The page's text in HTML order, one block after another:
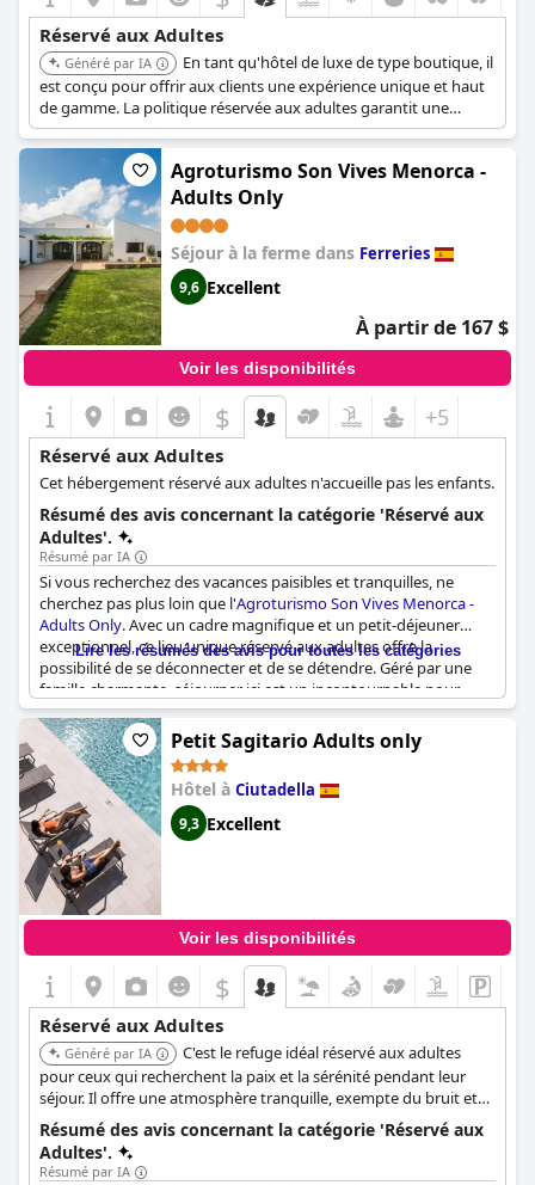
Réservé aux Adultes
Généré par IA
En tant qu'hôtel de luxe de type boutique, il
est conçu pour offrir aux clients une expérience unique et haut
de gamme. La politique réservée aux adultes garantit une
ambiance calme et relaxante, idéale pour les couples ou les
voyageurs solitaires en quête de tranquillité. La nature boutique
de l'hôtel signifie que le service personnalisé et l'attention aux
détails sont prioritaires, assurant un séjour mémorable.
Agroturismo Son Vives Menorca -
Adults Only
Séjour à la ferme dans Ferreries
9,6 Excellent
À partir de 167 $
Voir les disponibilités
$ +5
Réservé aux Adultes
Cet hébergement réservé aux adultes n'accueille pas les enfants.
Résumé des avis concernant la catégorie 'Réservé aux
Adultes'.
Résumé par IA
Si vous recherchez des vacances paisibles et tranquilles, ne
cherchez pas plus loin que l'Agroturismo Son Vives Menorca -
Adults Only. Avec un cadre magnifique et un petit-déjeuner
exceptionnel, ce lieu unique réservé aux adultes offre la
possibilité de se déconnecter et de se détendre. Géré par une
famille charmante, séjourner ici est un incontournable pour
quiconque visite Minorque. Les critiques ont été élogieuses à
son sujet, avec de multiples mentions de son atmosphère
unique et du fait que c'est un endroit fantastique pour
séjourner. Alors, qu'attendez-vous ? Réservez votre séjour à
l'Agroturismo Son Vives Menorca - Adults Only
Lire les résumés des avis pour toutes les catégories
Petit Sagitario Adults only
Hôtel à Ciutadella
9,3 Excellent
Voir les disponibilités
$
Réservé aux Adultes
Généré par IA
C'est le refuge idéal réservé aux adultes
pour ceux qui recherchent la paix et la sérénité pendant leur
séjour. Il offre une atmosphère tranquille, exempte du bruit et
de l'activité des enfants. Le personnel de l'hôtel est accueillant et
hospitalier, faisant en sorte que les clients se sentent comme
chez eux.
Résumé des avis concernant la catégorie 'Réservé aux
Adultes'.
Résumé par IA